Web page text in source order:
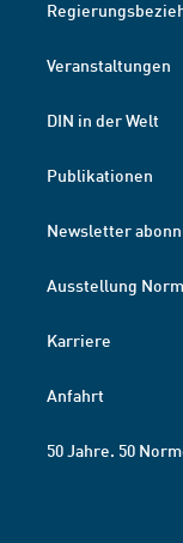
Veranstaltungen
DIN in der Welt
Publikationen
Newsletter
Ausstellung
Karriere
Anfahrt
50 Jahre. 50